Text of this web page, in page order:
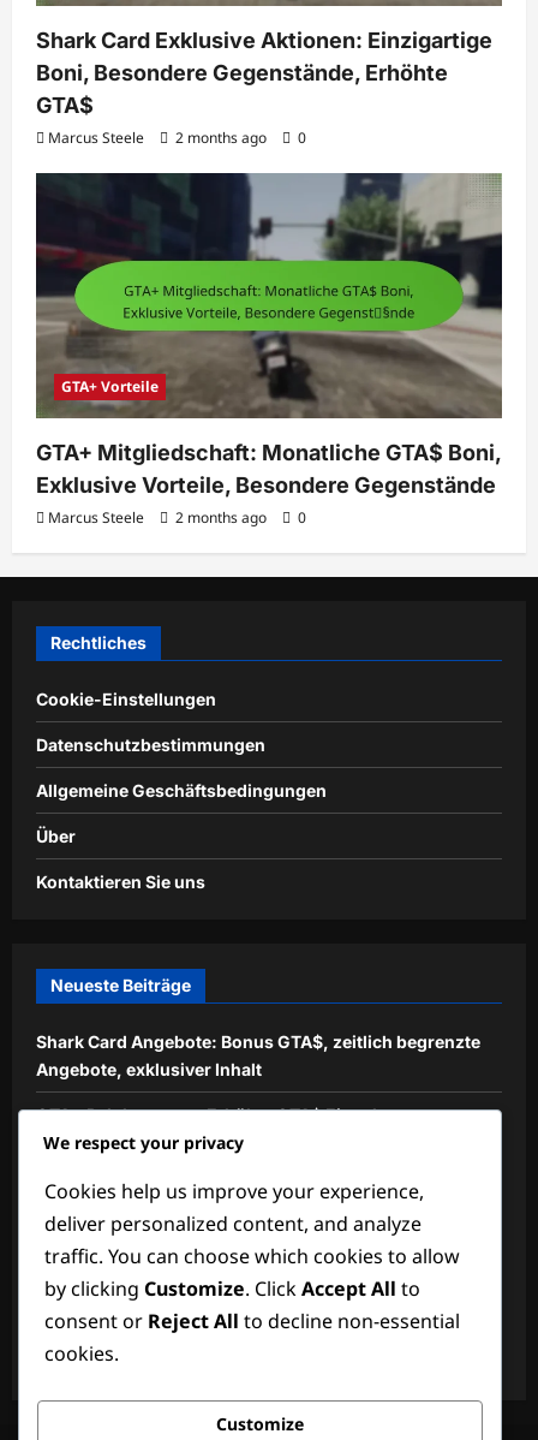
Shark Card Exklusive Aktionen: Einzigartige
Boni, Besondere Gegenstände, Erhöhte
GTA$
Marcus Steele 2 months ago 0
GTA+ Vorteile
GTA+ Mitgliedschaft: Monatliche GTA$ Boni,
Exklusive Vorteile, Besondere Gegenstände
Marcus Steele 2 months ago 0
Rechtliches
Cookie-Einstellungen
Datenschutzbestimmungen
Allgemeine Geschäftsbedingungen
Über
Kontaktieren Sie uns
Neueste Beiträge
Shark Card Angebote: Bonus GTA$, zeitlich begrenzte
Angebote, exklusiver Inhalt
GTA+ Belohnungen: Erhöhte GTA$ Einnahmen,
Einzigartige Fahrzeuge, Premium-Inhalte
Shark Card Exklusive Aktionen: Einzigartige Boni,
Besondere Gegenstände, Erhöhte GTA$
GTA+ Mitgliedschaft: Monatliche GTA$ Boni, Exklusive
Vorteile, Besondere Gegenstände
Wöchentliche Herausforderungen: Einzigartige
Missionen, Bonus-GTA$, Exklusive Gegenstände
We respect your privacy
Cookies help us improve your experience,
deliver personalized content, and analyze
traffic. You can choose which cookies to allow
by clicking Customize. ClickAccept All to
consent or Reject All to decline non-essential
cookies.
Customize